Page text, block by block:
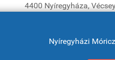
4400 Nyíregyháza,
Nyíregyházi